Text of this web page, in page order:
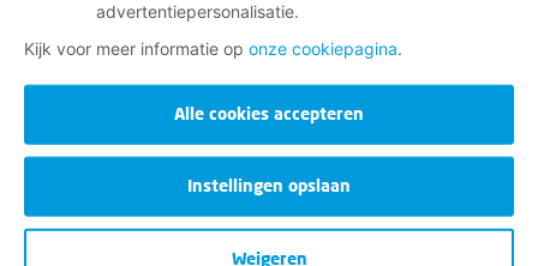
advertentiepersonalisatie.
Kijk voor meer informatie op onze cookiepagina.
Alle cookies accepteren
Instellingen opslaan
Weigeren